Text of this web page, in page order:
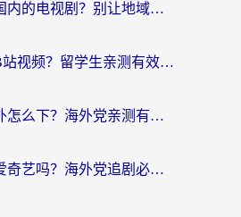
在国外如何看国内的电视剧？别让地域限制成为追剧路上的绊脚石
在国外如何看B站视频？留学生亲测有效的回国加速器选择指南
网易云音乐国外怎么下？海外党亲测有效的回国加速器指南
在国外不能看爱奇艺吗？海外党追剧必看的回国加速器选择指南